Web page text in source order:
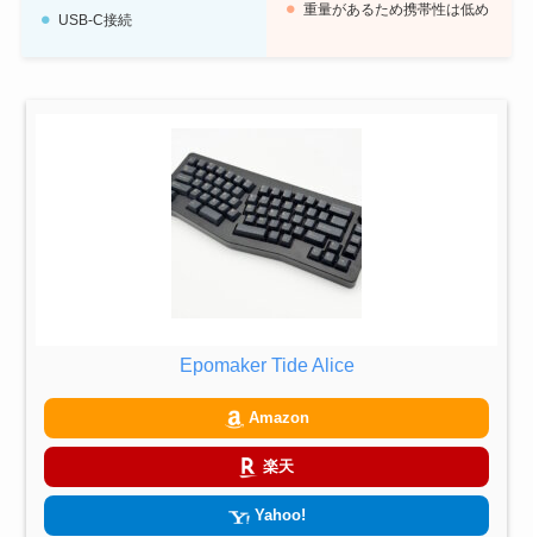
USB-C接続
重量があるため携帯性は低め
Epomaker Tide Alice
Amazon
楽天
Yahoo!